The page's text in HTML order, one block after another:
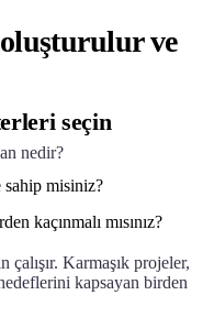
ve
seçin
nedir?
sahip misiniz?
kaçınmalı mısınız?
Karmaşık projeler,
hedeflerini kapsayan birden